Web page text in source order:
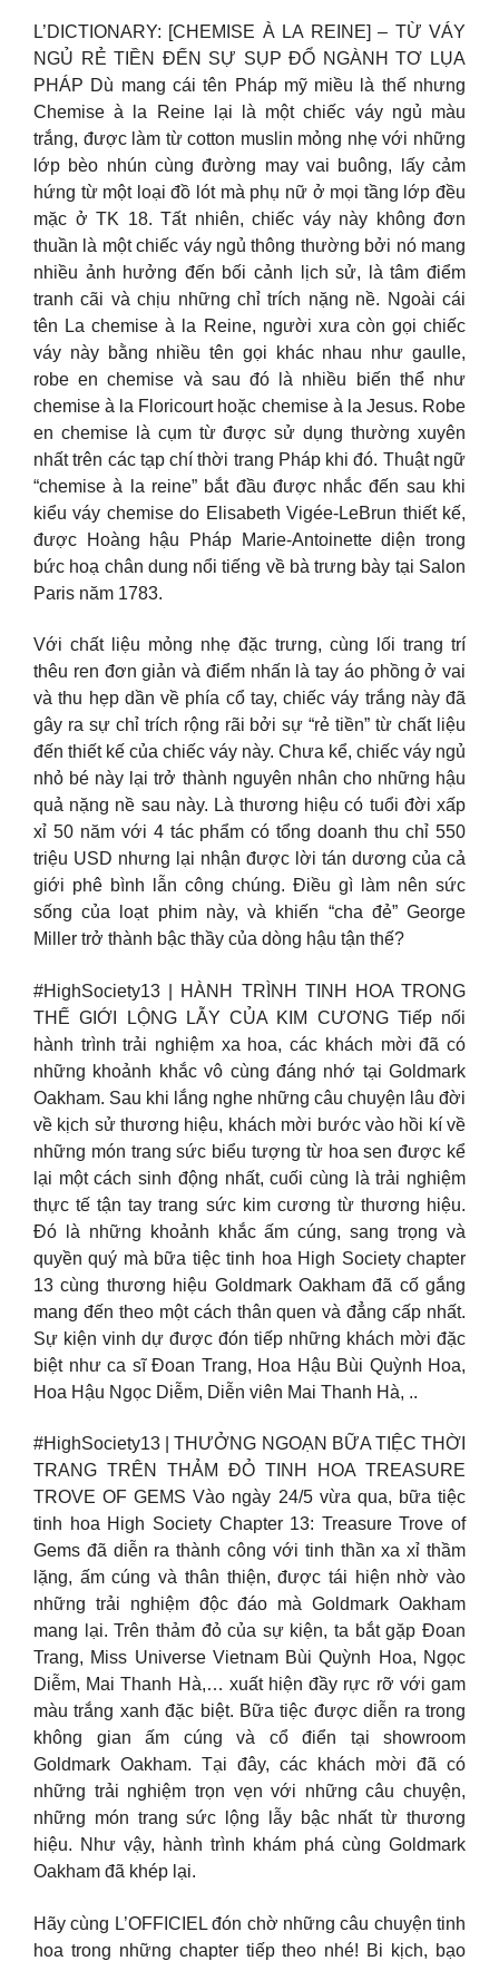
L’DICTIONARY: [CHEMISE À LA REINE] – TỪ VÁY
NGỦ RẺ TIỀN ĐẾN SỰ SỤP ĐỔ NGÀNH TƠ LỤA
PHÁP Dù mang cái tên Pháp mỹ miều là thế nhưng
Chemise à la Reine lại là một chiếc váy ngủ màu
trắng, được làm từ cotton muslin mỏng nhẹ với những
lớp bèo nhún cùng đường may vai buông, lấy cảm
hứng từ một loại đồ lót mà phụ nữ ở mọi tầng lớp đều
mặc ở TK 18. Tất nhiên, chiếc váy này không đơn
thuần là một chiếc váy ngủ thông thường bởi nó mang
nhiều ảnh hưởng đến bối cảnh lịch sử, là tâm điểm
tranh cãi và chịu những chỉ trích nặng nề. Ngoài cái
tên La chemise à la Reine, người xưa còn gọi chiếc
váy này bằng nhiều tên gọi khác nhau như gaulle,
robe en chemise và sau đó là nhiều biến thể như
chemise à la Floricourt hoặc chemise à la Jesus. Robe
en chemise là cụm từ được sử dụng thường xuyên
nhất trên các tạp chí thời trang Pháp khi đó. Thuật ngữ
“chemise à la reine” bắt đầu được nhắc đến sau khi
kiểu váy chemise do Elisabeth Vigée-LeBrun thiết kế,
được Hoàng hậu Pháp Marie-Antoinette diện trong
bức hoạ chân dung nổi tiếng về bà trưng bày tại Salon
Paris năm 1783.
Với chất liệu mỏng nhẹ đặc trưng, cùng lối trang trí
thêu ren đơn giản và điểm nhấn là tay áo phồng ở vai
và thu hẹp dần về phía cổ tay, chiếc váy trắng này đã
gây ra sự chỉ trích rộng rãi bởi sự “rẻ tiền” từ chất liệu
đến thiết kế của chiếc váy này. Chưa kể, chiếc váy ngủ
nhỏ bé này lại trở thành nguyên nhân cho những hậu
quả nặng nề sau này. Là thương hiệu có tuổi đời xấp
xỉ 50 năm với 4 tác phẩm có tổng doanh thu chỉ 550
triệu USD nhưng lại nhận được lời tán dương của cả
giới phê bình lẫn công chúng. Điều gì làm nên sức
sống của loạt phim này, và khiến “cha đẻ” George
Miller trở thành bậc thầy của dòng hậu tận thế?
#HighSociety13 | HÀNH TRÌNH TINH HOA TRONG
THẾ GIỚI LỘNG LẪY CỦA KIM CƯƠNG Tiếp nối
hành trình trải nghiệm xa hoa, các khách mời đã có
những khoảnh khắc vô cùng đáng nhớ tại Goldmark
Oakham. Sau khi lắng nghe những câu chuyện lâu đời
về kịch sử thương hiệu, khách mời bước vào hồi kí về
những món trang sức biểu tượng từ hoa sen được kể
lại một cách sinh động nhất, cuối cùng là trải nghiệm
thực tế tận tay trang sức kim cương từ thương hiệu.
Đó là những khoảnh khắc ấm cúng, sang trọng và
quyền quý mà bữa tiệc tinh hoa High Society chapter
13 cùng thương hiệu Goldmark Oakham đã cố gắng
mang đến theo một cách thân quen và đẳng cấp nhất.
Sự kiện vinh dự được đón tiếp những khách mời đặc
biệt như ca sĩ Đoan Trang, Hoa Hậu Bùi Quỳnh Hoa,
Hoa Hậu Ngọc Diễm, Diễn viên Mai Thanh Hà, ..
#HighSociety13 | THƯỞNG NGOẠN BỮA TIỆC THỜI
TRANG TRÊN THẢM ĐỎ TINH HOA TREASURE
TROVE OF GEMS Vào ngày 24/5 vừa qua, bữa tiệc
tinh hoa High Society Chapter 13: Treasure Trove of
Gems đã diễn ra thành công với tinh thần xa xỉ thầm
lặng, ấm cúng và thân thiện, được tái hiện nhờ vào
những trải nghiệm độc đáo mà Goldmark Oakham
mang lại. Trên thảm đỏ của sự kiện, ta bắt gặp Đoan
Trang, Miss Universe Vietnam Bùi Quỳnh Hoa, Ngọc
Diễm, Mai Thanh Hà,… xuất hiện đầy rực rỡ với gam
màu trắng xanh đặc biệt. Bữa tiệc được diễn ra trong
không gian ấm cúng và cổ điển tại showroom
Goldmark Oakham. Tại đây, các khách mời đã có
những trải nghiệm trọn vẹn với những câu chuyện,
những món trang sức lộng lẫy bậc nhất từ thương
hiệu. Như vậy, hành trình khám phá cùng Goldmark
Oakham đã khép lại.
Hãy cùng L’OFFICIEL đón chờ những câu chuyện tinh
hoa trong những chapter tiếp theo nhé! Bi kịch, bạo